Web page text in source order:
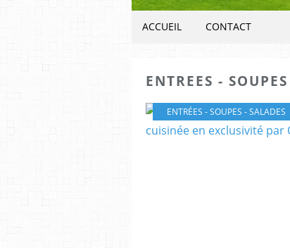
ACCUEIL CONTACT
ENTREES -
ENTRÉES - SOUPES - SALADES